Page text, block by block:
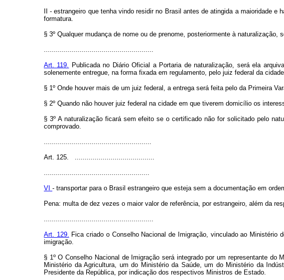
II - estrangeiro que tenha vindo residir no Brasil antes de atingida a maioridade
formatura.
§ 3º Qualquer mudança de nome ou de prenome, posteriormente à
.......................................................
Art. 119. Publicada no Diário Oficial a Portaria de naturalização, será ela
solenemente entregue, na forma fixada em regulamento, pelo juiz federal da
§ 1º Onde houver mais de um juiz federal, a entrega será feita pelo da Primeira
§ 2º Quando não houver juiz federal na cidade em que tiverem domicílio os
§ 3º A naturalização ficará sem efeito se o certificado não for solicitado pelo
comprovado.
......................................................
Art. 125. ........................................
.....................................................
VI - transportar para o Brasil estrangeiro que esteja sem a documentação em
Pena: multa de dez vezes o maior valor de referência, por estrangeiro, além da
.......................................................
Art. 129. Fica criado o Conselho Nacional de Imigração, vinculado ao
imigração.
§ 1º O Conselho Nacional de Imigração será integrado por um representante
Ministério da Agricultura, um do Ministério da Saúde, um do Ministério da
Presidente da República, por indicação dos respectivos Ministros de Estado.